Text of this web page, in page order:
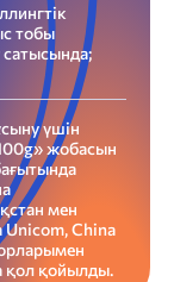
тобы
үшін
жобасын
мен
China
қол қойылды.